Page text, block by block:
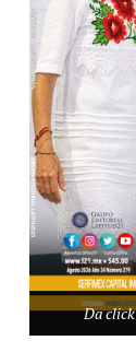
Tecnológico de
3 agosto, 2026
Da